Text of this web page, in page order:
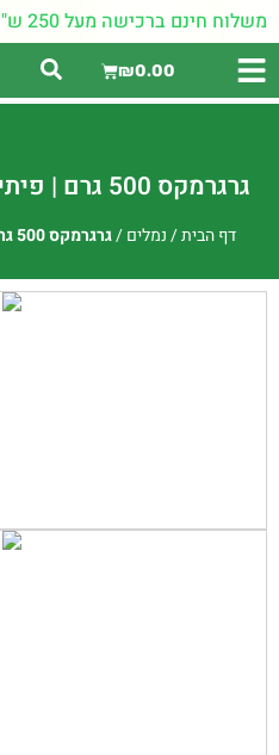
משלוח חינם ברכישה מעל 250 ש"ח
₪0.00
גרגרמקס 500 גרם | פיתיון להדברת נמלת האש
דף הבית/נמלים/גרגרמקס 500 גרם | פיתיון להדברת נמלת האש